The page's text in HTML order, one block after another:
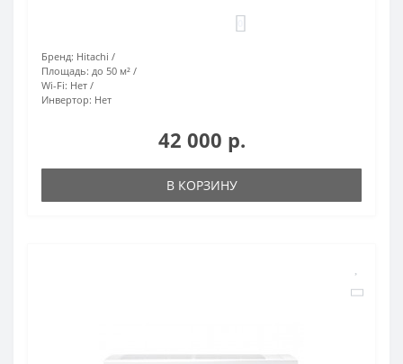
Бренд: Hitachi
Площадь: до 50 м²
Wi-Fi: Нет
Инвертор: Нет
42 000 р.
В КОРЗИНУ